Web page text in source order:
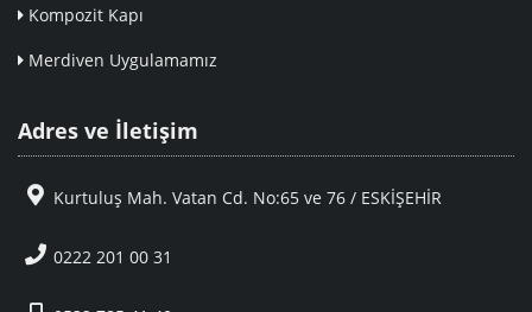
Kompozit Kapı
Merdiven Uygulamamız
Adres ve İletişim
Kurtuluş Mah. Vatan Cd. No:65 ve 76 / ESKİŞEHİR
0222 201 00 31